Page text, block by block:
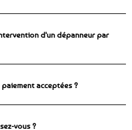
d'un dépanneur par
acceptées ?
vous ?